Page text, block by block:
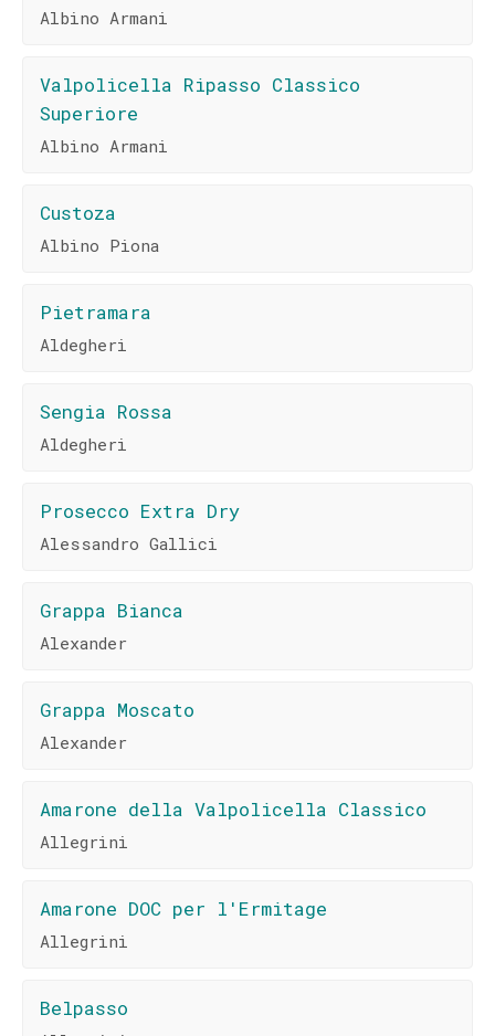
Albino Armani
Valpolicella Ripasso Classico
Superiore
Albino Armani
Custoza
Albino Piona
Pietramara
Aldegheri
Sengia Rossa
Aldegheri
Prosecco Extra Dry
Alessandro Gallici
Grappa Bianca
Alexander
Grappa Moscato
Alexander
Amarone della Valpolicella Classico
Allegrini
Amarone DOC per l'Ermitage
Allegrini
Belpasso